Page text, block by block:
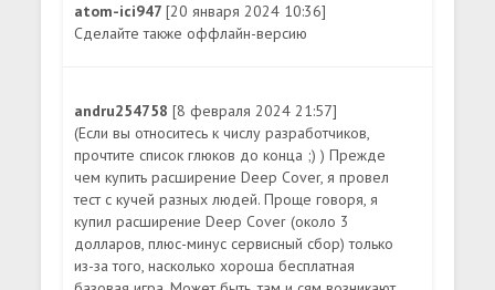
atom-ici947[20 января 2024 10:36]
Сделайте также оффлайн-версию
andru254758[8 февраля 2024 21:57]
(Если вы относитесь к числу разработчиков,
прочтите список глюков до конца ;) ) Прежде
чем купить расширение Deep Cover, я провел
тест с кучей разных людей. Проще говоря, я
купил расширение Deep Cover (около 3
долларов, плюс-минус сервисный сбор) только
из-за того, насколько хороша бесплатная